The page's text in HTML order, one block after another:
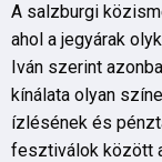
A salzburgi
ahol a jegyárak
Iván szerint
kínálata olyan
ízlésének és
fesztiválok között